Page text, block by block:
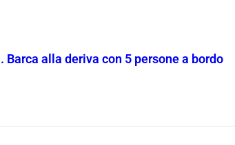
Barca alla deriva con 5 persone a bordo